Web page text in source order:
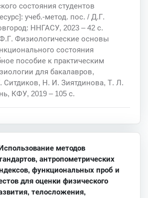
состояния студентов
учеб.-метод. пос. / Д.Г.
ННГАСУ, 2023 – 42 с.
Физиологические основы
состояния
пособие к практическим
для бакалавров,
Ситдиков, Н. И. Зиятдинова, Т. Л.
КФУ, 2019 – 105 с.
методов
антропометрических
функциональных проб и
для оценки физического
телосложения,